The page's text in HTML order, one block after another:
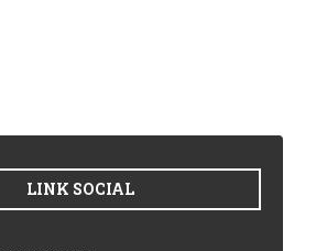
LINK SOCIAL